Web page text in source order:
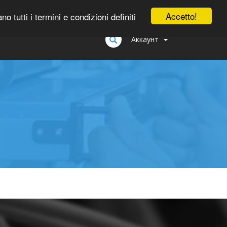
Accetto!
tutti i termini e condizioni definiti
Аккаунт